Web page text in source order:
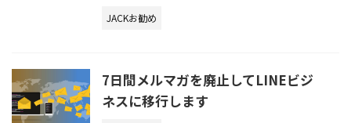
JACKお勧め
7日間メルマガを廃止してLINEビジ
ネスに移行します